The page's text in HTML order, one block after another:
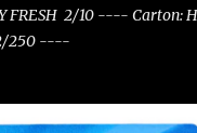
FRESH 2/10 ---- Carton:
250 ----